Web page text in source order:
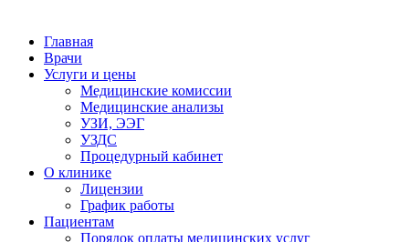
Главная
Врачи
Услуги и цены
Медицинские комиссии
Медицинские анализы
УЗИ, ЭЭГ
УЗДС
Процедурный кабинет
О клинике
Лицензии
График работы
Пациентам
Порядок оплаты медицинских услуг